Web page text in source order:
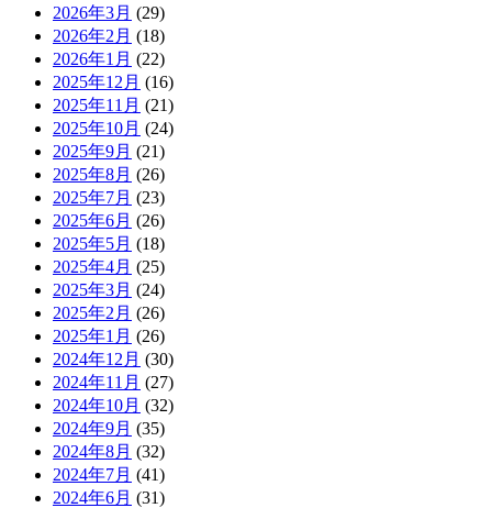
2026年3月 (29)
2026年2月 (18)
2026年1月 (22)
2025年12月 (16)
2025年11月 (21)
2025年10月 (24)
2025年9月 (21)
2025年8月 (26)
2025年7月 (23)
2025年6月 (26)
2025年5月 (18)
2025年4月 (25)
2025年3月 (24)
2025年2月 (26)
2025年1月 (26)
2024年12月 (30)
2024年11月 (27)
2024年10月 (32)
2024年9月 (35)
2024年8月 (32)
2024年7月 (41)
2024年6月 (31)